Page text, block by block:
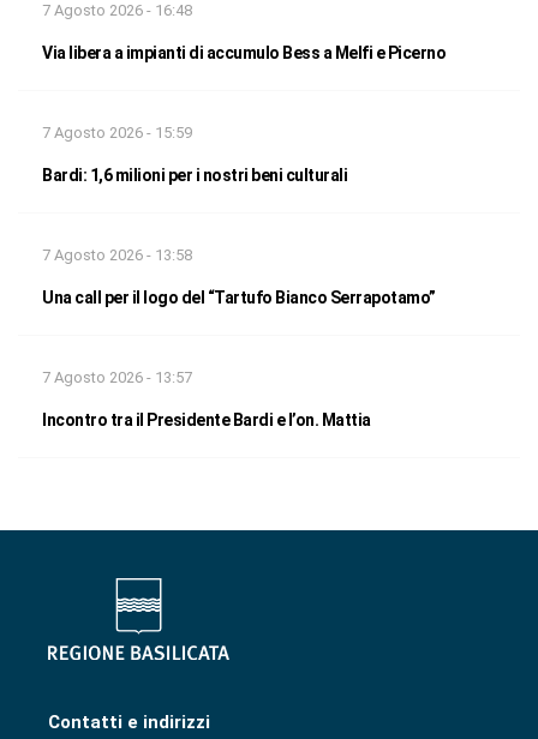
7 Agosto 2026 - 16:48
Via libera a impianti di accumulo Bess a Melfi e Picerno
7 Agosto 2026 - 15:59
Bardi: 1,6 milioni per i nostri beni culturali
7 Agosto 2026 - 13:58
Una call per il logo del “Tartufo Bianco Serrapotamo”
7 Agosto 2026 - 13:57
Incontro tra il Presidente Bardi e l’on. Mattia
Contatti e indirizzi